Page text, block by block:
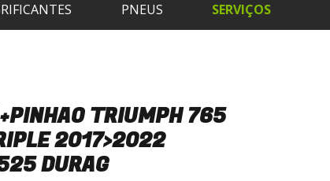
PNEUS SERVIÇOS
TRIUMPH 765
2017>2022
DURAG